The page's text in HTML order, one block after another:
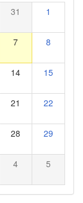
31 1
7 8
14 15
21 22
28 29
4 5